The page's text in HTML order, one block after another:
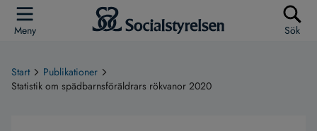
Meny Sök
Start
Publikationer
Statistik om spädbarnsföräldrars rökvanor 2020